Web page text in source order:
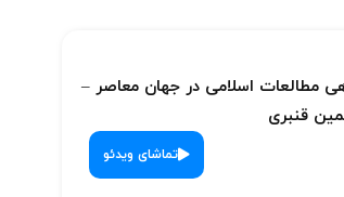
مطالعات اسلامی در جهان معاصر –
قنبری
تماشای ویدئو